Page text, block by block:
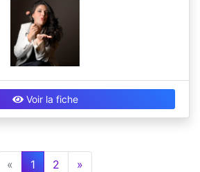
Voir la fiche
« 1 2 »